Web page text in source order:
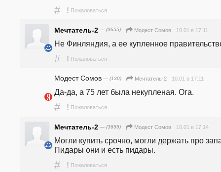
# ! Пожаловаться
Мечтатель-2 — (3655) Модест Сомов 10.01 в 17:11
Не Финляндия, а ее купленное
# ! Пожаловаться
Модест Сомов — (130) Мечтатель-2 10.01 в 17:11
Да-да, а 75 лет была некупленая. Ога.
# ! Пожаловаться
Мечтатель-2 — (3655) Модест Сомов 10.01 в 17:14
Могли купить срочно, могли держать про
Пидары они и есть пидары.
# ! Пожаловаться